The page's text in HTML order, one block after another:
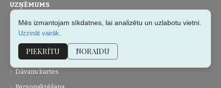
UZŅĒMUMS
Par mums
Vietnes karte
Dāvanu kartes
Mēs izmantojam sīkdatnes, lai analizētu un uzlabotu vietni.
Uzzināt vairāk
PIEKRĪTU NORAIDU